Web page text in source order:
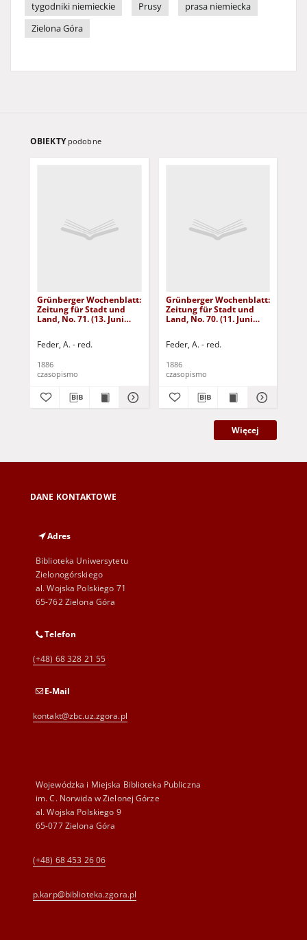
tygodniki niemieckie
Prusy
prasa niemiecka
Zielona Góra
OBIEKTY podobne
Grünberger Wochenblatt:
Zeitung für Stadt und
Land, No. 71. (13. Juni
Feder, A. - red.
1886
czasopismo
Grünberger Wochenblatt:
Zeitung für Stadt und
Land, No. 70. (11. Juni
Feder, A. - red.
1886
czasopismo
Więcej
DANE KONTAKTOWE
Adres
Biblioteka Uniwersytetu
Zielonogórskiego
al. Wojska Polskiego 71
65-762 Zielona Góra
Telefon
(+48) 68 328 21 55
E-Mail
kontakt@zbc.uz.zgora.pl
Wojewódzka i Miejska Biblioteka Publiczna
im. C. Norwida w Zielonej Górze
al. Wojska Polskiego 9
65-077 Zielona Góra
(+48) 68 453 26 06
p.karp@biblioteka.zgora.pl